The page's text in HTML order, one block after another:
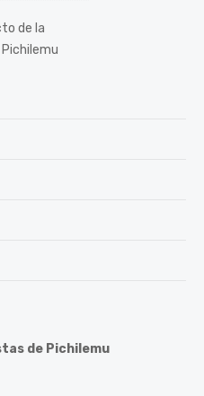
de la
de Pichilemu